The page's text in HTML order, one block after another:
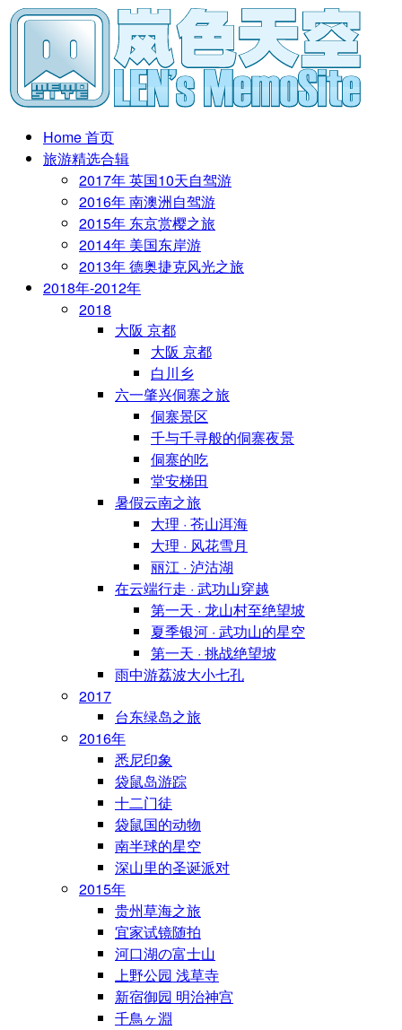
Home 首页
旅游精选合辑
2017年 英国10天自驾游
2016年 南澳洲自驾游
2015年 东京赏樱之旅
2014年 美国东岸游
2013年 德奥捷克风光之旅
2018年-2012年
2018
大阪 京都
大阪 京都
白川乡
六一肇兴侗寨之旅
侗寨景区
千与千寻般的侗寨夜景
侗寨的吃
堂安梯田
暑假云南之旅
大理 · 苍山洱海
大理 · 风花雪月
丽江 · 泸沽湖
在云端行走 · 武功山穿越
第一天 · 龙山村至绝望坡
夏季银河 · 武功山的星空
第一天 · 挑战绝望坡
雨中游荔波大小七孔
2017
台东绿岛之旅
2016年
悉尼印象
袋鼠岛游踪
十二门徒
袋鼠国的动物
南半球的星空
深山里的圣诞派对
2015年
贵州草海之旅
宜家试镜随拍
河口湖の富士山
上野公园 浅草寺
新宿御园 明治神宫
千鳥ヶ淵